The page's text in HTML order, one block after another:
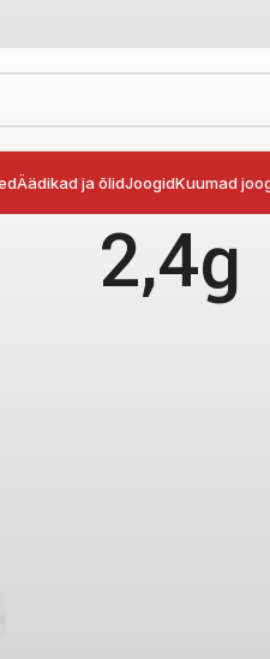
Äädikad ja õlidJoogidKuumad
2,4g